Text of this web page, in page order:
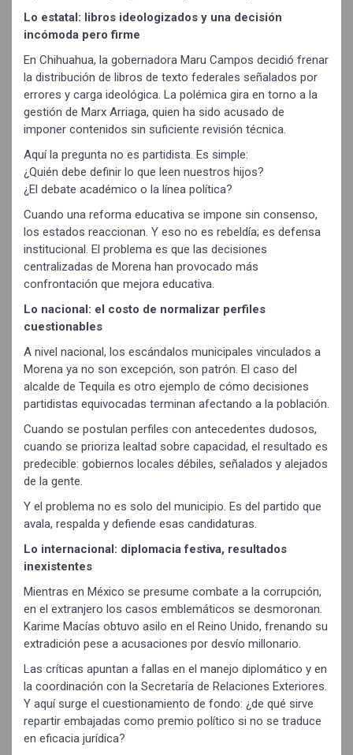
Lo estatal: libros ideologizados y una decisión
incómoda pero firme
En Chihuahua, la gobernadora Maru Campos decidió frenar
la distribución de libros de texto federales señalados por
errores y carga ideológica. La polémica gira en torno a la
gestión de Marx Arriaga, quien ha sido acusado de
imponer contenidos sin suficiente revisión técnica.
Aquí la pregunta no es partidista. Es simple:
¿Quién debe definir lo que leen nuestros hijos?
¿El debate académico o la línea política?
Cuando una reforma educativa se impone sin consenso,
los estados reaccionan. Y eso no es rebeldía; es defensa
institucional. El problema es que las decisiones
centralizadas de Morena han provocado más
confrontación que mejora educativa.
Lo nacional: el costo de normalizar perfiles
cuestionables
A nivel nacional, los escándalos municipales vinculados a
Morena ya no son excepción, son patrón. El caso del
alcalde de Tequila es otro ejemplo de cómo decisiones
partidistas equivocadas terminan afectando a la población.
Cuando se postulan perfiles con antecedentes dudosos,
cuando se prioriza lealtad sobre capacidad, el resultado es
predecible: gobiernos locales débiles, señalados y alejados
de la gente.
Y el problema no es solo del municipio. Es del partido que
avala, respalda y defiende esas candidaturas.
Lo internacional: diplomacia festiva, resultados
inexistentes
Mientras en México se presume combate a la corrupción,
en el extranjero los casos emblemáticos se desmoronan.
Karime Macías obtuvo asilo en el Reino Unido, frenando su
extradición pese a acusaciones por desvío millonario.
Las críticas apuntan a fallas en el manejo diplomático y en
la coordinación con la Secretaría de Relaciones Exteriores.
Y aquí surge el cuestionamiento de fondo: ¿de qué sirve
repartir embajadas como premio político si no se traduce
en eficacia jurídica?